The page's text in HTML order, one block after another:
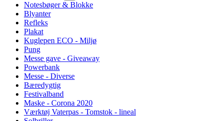
Notesbøger & Blokke
Blyanter
Refleks
Plakat
Kuglepen ECO - Miljø
Pung
Messe gave - Giveaway
Powerbank
Messe - Diverse
Bæredygtig
Festivalband
Maske - Corona 2020
Værktøj Vaterpas - Tomstok - lineal